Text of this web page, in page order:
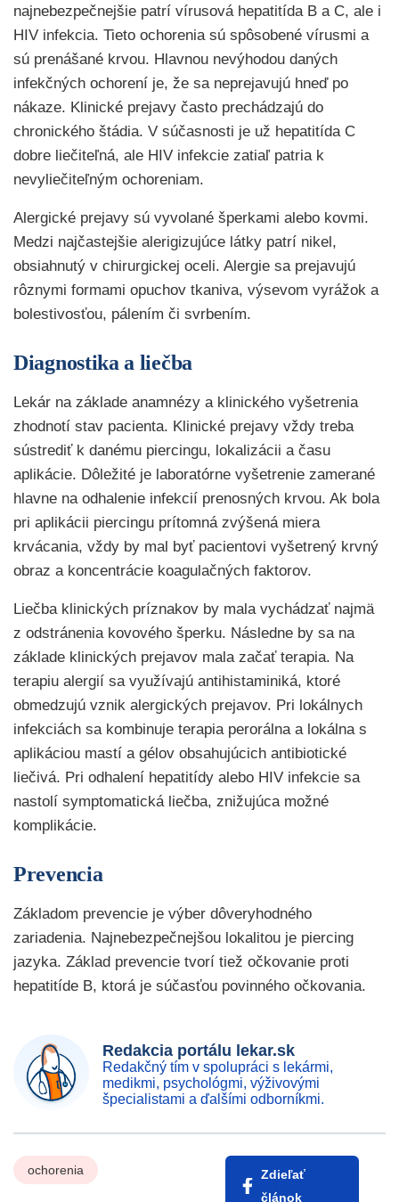
najnebezpečnejšie patrí vírusová hepatitída B a C, ale i
HIV infekcia. Tieto ochorenia sú spôsobené vírusmi a
sú prenášané krvou. Hlavnou nevýhodou daných
infekčných ochorení je, že sa neprejavujú hneď po
nákaze. Klinické prejavy často prechádzajú do
chronického štádia. V súčasnosti je už hepatitída C
dobre liečiteľná, ale HIV infekcie zatiaľ patria k
nevyliečiteľným ochoreniam.
Alergické prejavy sú vyvolané šperkami alebo kovmi.
Medzi najčastejšie alerigizujúce látky patrí nikel,
obsiahnutý v chirurgickej oceli. Alergie sa prejavujú
rôznymi formami opuchov tkaniva, výsevom vyrážok a
bolestivosťou, pálením či svrbením.
Diagnostika a liečba
Lekár na základe anamnézy a klinického vyšetrenia
zhodnotí stav pacienta. Klinické prejavy vždy treba
sústrediť k danému piercingu, lokalizácii a času
aplikácie. Dôležité je laboratórne vyšetrenie zamerané
hlavne na odhalenie infekcií prenosných krvou. Ak bola
pri aplikácii piercingu prítomná zvýšená miera
krvácania, vždy by mal byť pacientovi vyšetrený krvný
obraz a koncentrácie koagulačných faktorov.
Liečba klinických príznakov by mala vychádzať najmä
z odstránenia kovového šperku. Následne by sa na
základe klinických prejavov mala začať terapia. Na
terapiu alergií sa využívajú antihistaminiká, ktoré
obmedzujú vznik alergických prejavov. Pri lokálnych
infekciách sa kombinuje terapia perorálna a lokálna s
aplikáciou mastí a gélov obsahujúcich antibiotické
liečivá. Pri odhalení hepatitídy alebo HIV infekcie sa
nastolí symptomatická liečba, znižujúca možné
komplikácie.
Prevencia
Základom prevencie je výber dôveryhodného
zariadenia. Najnebezpečnejšou lokalitou je piercing
jazyka. Základ prevencie tvorí tiež očkovanie proti
hepatitíde B, ktorá je súčasťou povinného očkovania.
Redakcia portálu lekar.sk
Redakčný tím v spolupráci s lekármi,
medikmi, psychológmi, výživovými
špecialistami a ďalšími odborníkmi.
ochorenia
Zdieľať
článok